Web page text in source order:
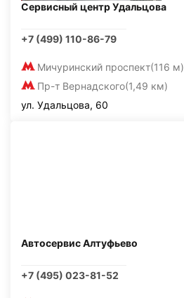
Сервисный центр Удальцова
+7 (499) 110-86-79
Мичуринский проспект(116 м)
Пр-т Вернадского(1,49 км)
ул. Удальцова, 60
Автосервис Алтуфьево
+7 (495) 023-81-52